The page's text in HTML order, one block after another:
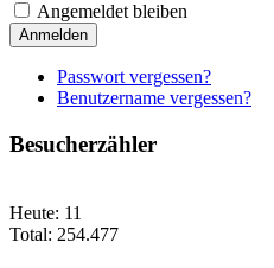
Angemeldet bleiben
Anmelden
Passwort vergessen?
Benutzername vergessen?
Besucherzähler
Heute: 11
Total: 254.477